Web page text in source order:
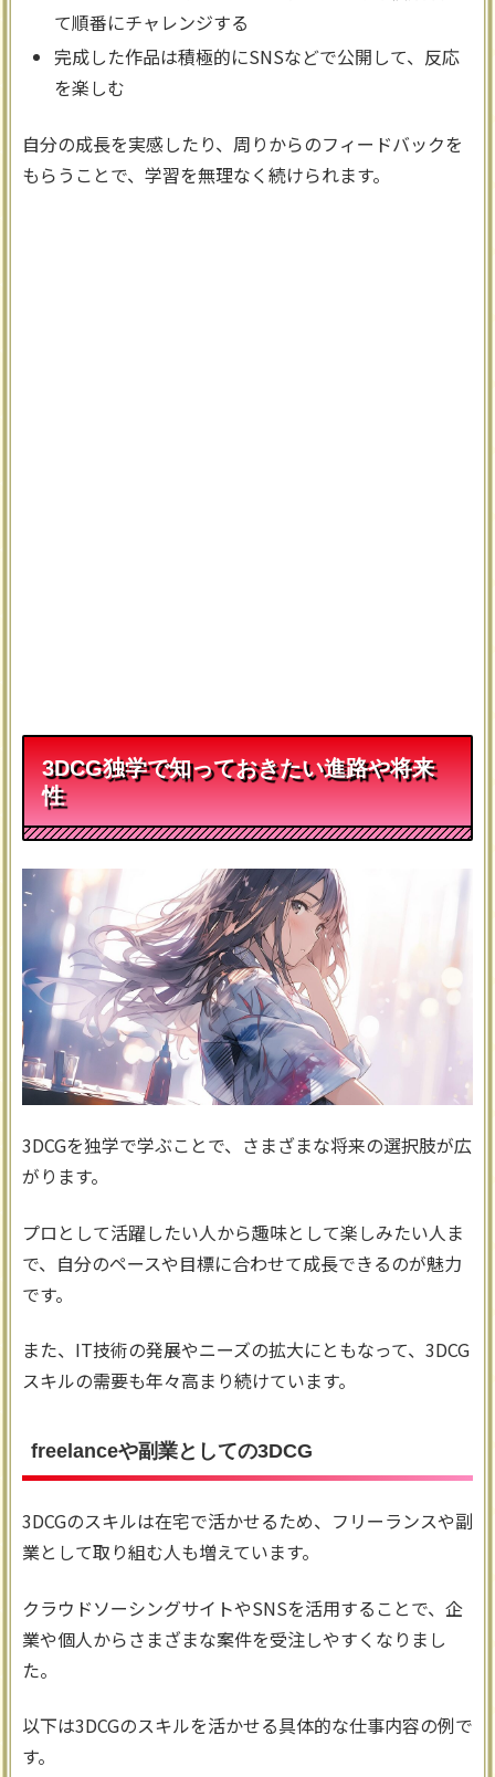
て順番にチャレンジする
完成した作品は積極的にSNSなどで公開して、反応
を楽しむ
自分の成長を実感したり、周りからのフィードバックを
もらうことで、学習を無理なく続けられます。
3DCG独学で知っておきたい進路や将来
性
3DCGを独学で学ぶことで、さまざまな将来の選択肢が広
がります。
プロとして活躍したい人から趣味として楽しみたい人ま
で、自分のペースや目標に合わせて成長できるのが魅力
です。
また、IT技術の発展やニーズの拡大にともなって、3DCG
スキルの需要も年々高まり続けています。
freelanceや副業としての3DCG
3DCGのスキルは在宅で活かせるため、フリーランスや副
業として取り組む人も増えています。
クラウドソーシングサイトやSNSを活用することで、企
業や個人からさまざまな案件を受注しやすくなりまし
た。
以下は3DCGのスキルを活かせる具体的な仕事内容の例で
す。